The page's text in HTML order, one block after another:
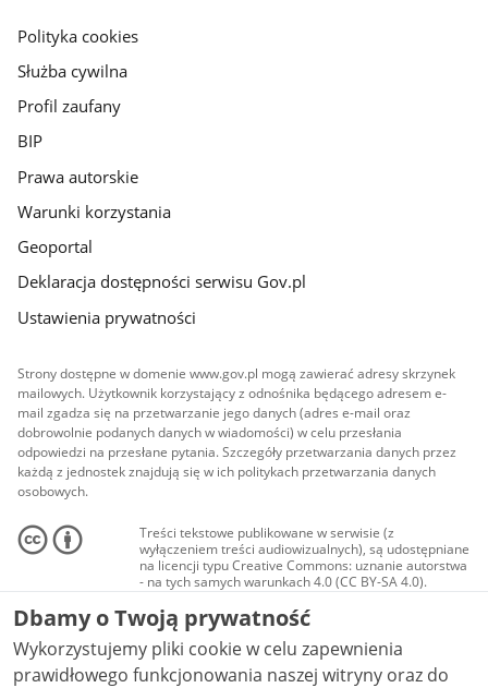
gov.pl
Polityka cookies
Służba cywilna
Profil zaufany
BIP
Prawa autorskie
Warunki korzystania
Geoportal
Deklaracja dostępności serwisu Gov.pl
Ustawienia prywatności
Strony dostępne w domenie www.gov.pl mogą zawierać adresy skrzynek
mailowych. Użytkownik korzystający z odnośnika będącego adresem e-
mail zgadza się na przetwarzanie jego danych (adres e-mail oraz
dobrowolnie podanych danych w wiadomości) w celu przesłania
odpowiedzi na przesłane pytania. Szczegóły przetwarzania danych przez
każdą z jednostek znajdują się w ich politykach przetwarzania danych
osobowych.
Treści tekstowe publikowane w serwisie (z
wyłączeniem treści audiowizualnych), są udostępniane
na licencji typu Creative Commons: uznanie autorstwa
- na tych samych warunkach 4.0 (CC BY-SA 4.0).
Materiały audiowizualne, w tym zdjęcia, materiały
audio i wideo, są udostępniane na licencji typu
Creative Commons: uznanie autorstwa użycie
niekomercyjne - bez utworów zależnych 4.0 (CC BY-
NC-ND 4.0), o ile nie jest to stwierdzone inaczej.
Dbamy o Twoją prywatność
Wykorzystujemy pliki cookie w celu zapewnienia
prawidłowego funkcjonowania naszej witryny oraz do